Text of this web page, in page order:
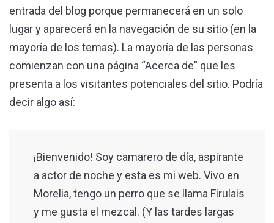
entrada del blog porque permanecerá en un solo
lugar y aparecerá en la navegación de su sitio (en la
mayoría de los temas). La mayoría de las personas
comienzan con una página “Acerca de” que les
presenta a los visitantes potenciales del sitio. Podría
decir algo así:
¡Bienvenido! Soy camarero de día, aspirante
a actor de noche y esta es mi web. Vivo en
Morelia, tengo un perro que se llama Firulais
y me gusta el mezcal. (Y las tardes largas